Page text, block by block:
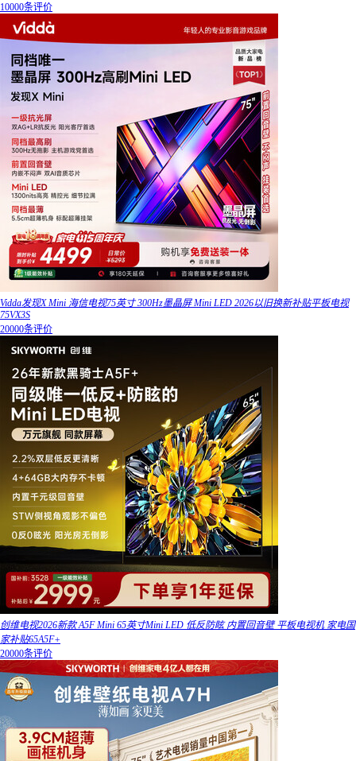
10000条评价
Vidda发现X Mini 海信电视75英寸 300Hz墨晶屏 Mini LED 2026以旧换新补贴平板电视
75VX3S
20000条评价
创维电视2026新款 A5F Mini 65英寸Mini LED 低反防眩 内置回音壁 平板电视机 家电国
家补贴65A5F+
20000条评价